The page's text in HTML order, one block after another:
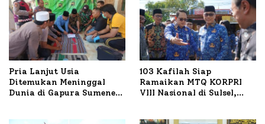
Pria Lanjut Usia
Ditemukan Meninggal
Dunia di Gapura Sumenep,
103 Kafilah Siap
Ramaikan MTQ KORPRI
VIII Nasional di Sulsel,